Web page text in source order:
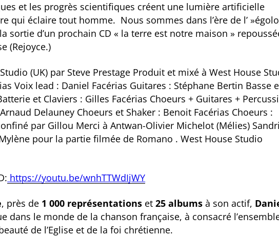
et les progrès scientifiques créent une lumière artificielle
qui éclaire tout homme. Nous sommes dans l’ère de l’
sortie d’un prochain CD « la terre est notre maison »
(Rejoyce.)
(UK) par Steve Prestage Produit et mixé à West House
Voix lead : Daniel Facérias Guitares : Stéphane Bertin Basse
et Claviers : Gilles Facérias Choeurs + Guitares +
Delauney Choeurs et Shaker : Benoit Facérias Choeurs :
par Gillou Merci à Antwan-Olivier Michelot (Mélies)
pour la partie filmée de Romano . West House Studio
https://youtu.be/wnhTTWdIjWY
, près de 1 000 représentations et25 albums à son actif,
dans le monde de la chanson française, à consacré
de l’Eglise et de la foi chrétienne.